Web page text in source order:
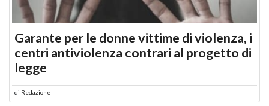
Garante per le donne vittime di violenza, i
centri antiviolenza contrari al progetto di
legge
di Redazione